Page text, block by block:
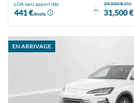
LOA sans apport dès
441 €/mois
ou
39,500 €TTC
31,500 €
EN ARRIVAGE